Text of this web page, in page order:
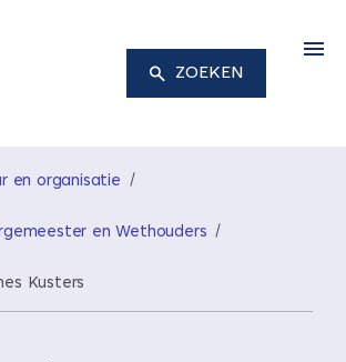
ZOEKEN
en organisatie
en Wethouders
Kusters